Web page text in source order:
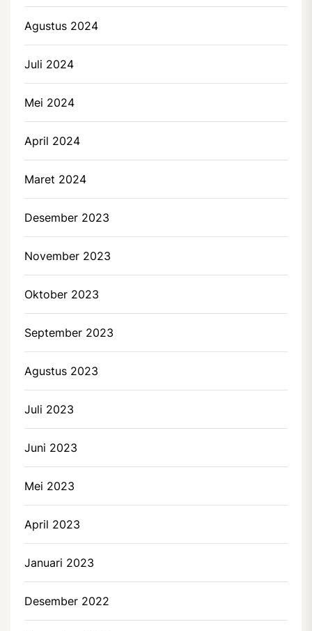
Agustus 2024
Juli 2024
Mei 2024
April 2024
Maret 2024
Desember 2023
November 2023
Oktober 2023
September 2023
Agustus 2023
Juli 2023
Juni 2023
Mei 2023
April 2023
Januari 2023
Desember 2022